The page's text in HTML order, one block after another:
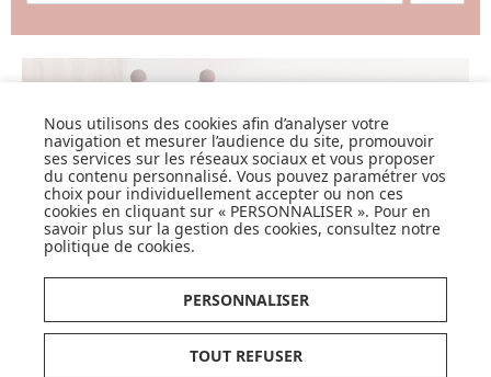
LISTE DE NAISSANCE
JE DÉCOUVRE
CARTES CADEAUX
Nous utilisons des cookies afin d’analyser votre
navigation et mesurer l’audience du site, promouvoir
ses services sur les réseaux sociaux et vous proposer
du contenu personnalisé. Vous pouvez paramétrer vos
choix pour individuellement accepter ou non ces
cookies en cliquant sur « PERSONNALISER ». Pour en
savoir plus sur la gestion des cookies, consultez notre
politique de cookies.
PERSONNALISER
TOUT REFUSER